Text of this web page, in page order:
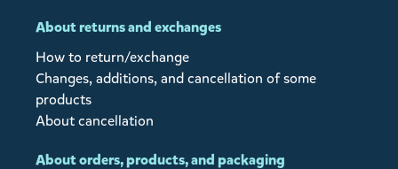
About returns and exchanges
How to return/exchange
Changes, additions, and cancellation of some
products
About cancellation
About orders, products, and packaging